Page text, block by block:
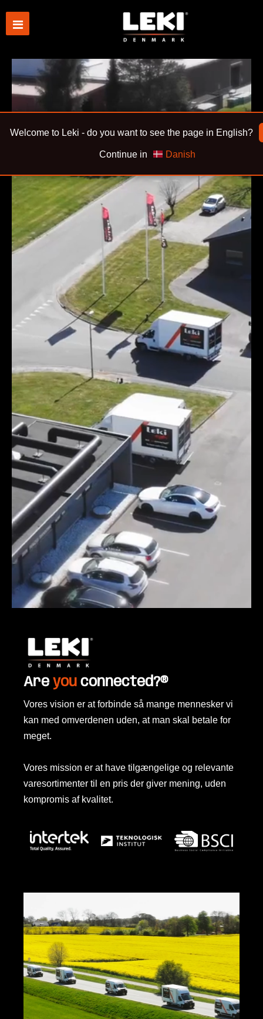
Welcome to Leki - do you want to see the page in English?
Continue in Danish
Are you connected?®
Vores vision er at forbinde så mange mennesker vi
kan med omverdenen uden, at man skal betale for
meget.
Vores mission er at have tilgængelige og relevante
varesortimenter til en pris der giver mening, uden
kompromis af kvalitet.